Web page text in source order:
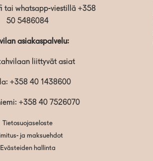
tai whatsapp-viestillä +358
50 5486084
asiakaspalvelu:
liittyvät asiat
+358 40 1438600
+358 40 7526070
Tietosuojaseloste
ja maksuehdot
Evästeiden hallinta